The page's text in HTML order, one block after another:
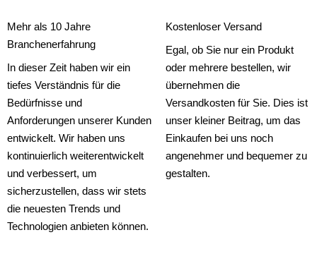
Mehr als 10 Jahre
Branchenerfahrung
In dieser Zeit haben wir ein
tiefes Verständnis für die
Bedürfnisse und
Anforderungen unserer Kunden
entwickelt. Wir haben uns
kontinuierlich weiterentwickelt
und verbessert, um
sicherzustellen, dass wir stets
die neuesten Trends und
Technologien anbieten können.
Kostenloser Versand
Egal, ob Sie nur ein Produkt
oder mehrere bestellen, wir
übernehmen die
Versandkosten für Sie. Dies ist
unser kleiner Beitrag, um das
Einkaufen bei uns noch
angenehmer und bequemer zu
gestalten.